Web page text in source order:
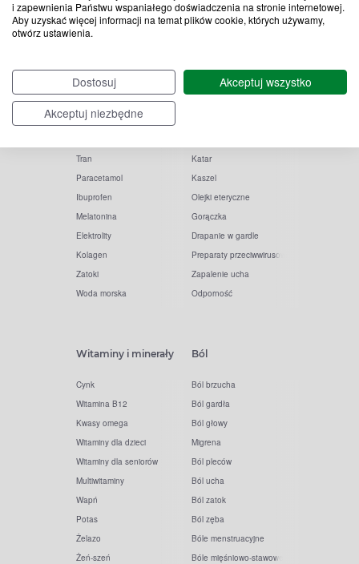
i zapewnienia Państwu wspaniałego doświadczenia na stronie internetowej.
Aby uzyskać więcej informacji na temat plików cookie, których używamy,
otwórz ustawienia.
Dostosuj
Akceptuj wszystko
Akceptuj niezbędne
Popularne zapytania
Witamina D
Witamina C
Tran
Paracetamol
Ibuprofen
Melatonina
Elektrolity
Kolagen
Zatoki
Woda morska
Przeziębienie i grypa
Katar
Kaszel
Olejki eteryczne
Gorączka
Drapanie w gardle
Preparaty przeciwwirusowe
Zapalenie ucha
Odporność
Witaminy i minerały
Cynk
Witamina B12
Kwasy omega
Witaminy dla dzieci
Witaminy dla seniorów
Multiwitaminy
Wapń
Potas
Żelazo
Żeń-szeń
Ból
Ból brzucha
Ból gardła
Ból głowy
Migrena
Ból pleców
Ból ucha
Ból zatok
Ból zęba
Bóle menstruacyjne
Bóle mięśniowo-stawowe